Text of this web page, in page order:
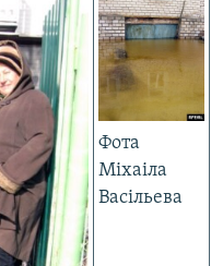
Фота
Міхаіла
Васільева